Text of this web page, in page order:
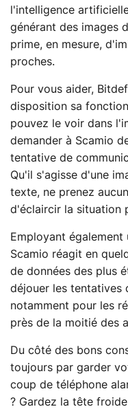
l'intelligence
générant des images
prime, en mesure,
proches.
Pour vous aider,
disposition sa
pouvez le voir dans
demander à Scamio
tentative de
Qu'il s'agisse d'une
texte, ne prenez
d'éclaircir la situation
Employant
Scamio réagit en
de données des plus
déjouer les tentatives
notamment pour les
près de la moitié des
Du côté des bons
toujours par garder
coup de téléphone
? Gardez la tête